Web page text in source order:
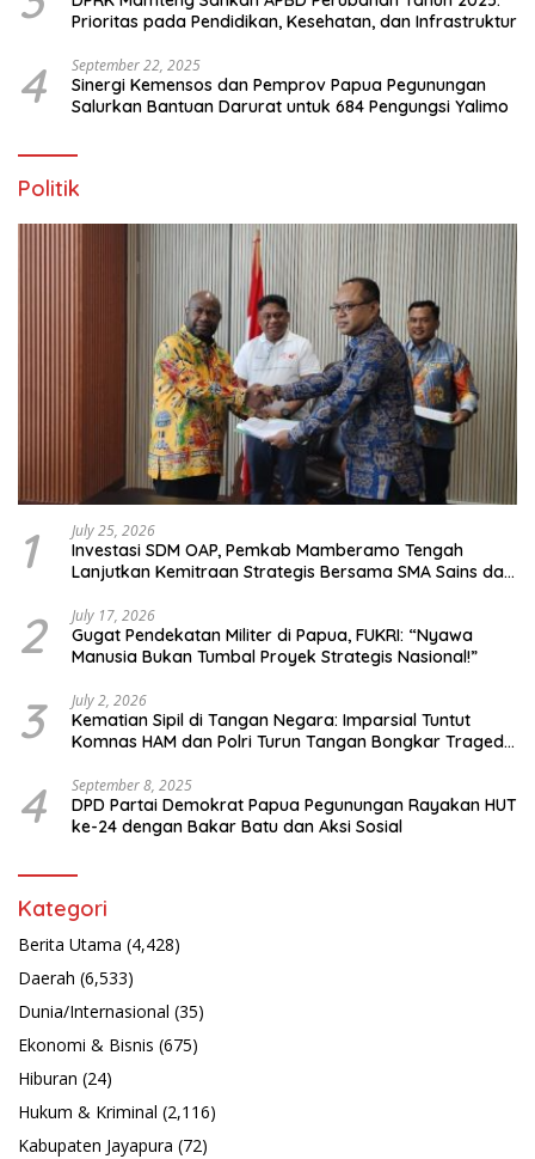
Prioritas pada Pendidikan, Kesehatan, dan Infrastruktur
4 September 22, 2025
Sinergi Kemensos dan Pemprov Papua Pegunungan
Salurkan Bantuan Darurat untuk 684 Pengungsi Yalimo
Politik
1 July 25, 2026
Investasi SDM OAP, Pemkab Mamberamo Tengah
Lanjutkan Kemitraan Strategis Bersama SMA Sains dan
2 July 17, 2026
Gugat Pendekatan Militer di Papua, FUKRI: “Nyawa
Manusia Bukan Tumbal Proyek Strategis Nasional!”
3 July 2, 2026
Kematian Sipil di Tangan Negara: Imparsial Tuntut
Komnas HAM dan Polri Turun Tangan Bongkar Tragedi
4 September 8, 2025
DPD Partai Demokrat Papua Pegunungan Rayakan HUT
ke-24 dengan Bakar Batu dan Aksi Sosial
Kategori
Berita Utama (4,428)
Daerah (6,533)
Dunia/Internasional (35)
Ekonomi & Bisnis (675)
Hiburan (24)
Hukum & Kriminal (2,116)
Kabupaten Jayapura (72)